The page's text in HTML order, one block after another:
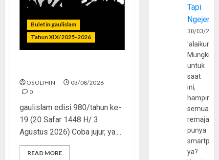
Buletin gaulislam
Tahun XIX/2025-2026
OSOLIHIN
03/08/2026
0
gaulislam edisi 980/tahun ke-
19 (20 Safar 1448 H/ 3
Agustus 2026) Coba jujur, ya....
READ MORE
Tapi
30/03/
Mungkin
untuk
saat
ini,
hampir
semua
remaja
punya
ya?